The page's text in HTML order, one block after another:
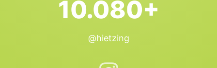
10.080+
@hietzing